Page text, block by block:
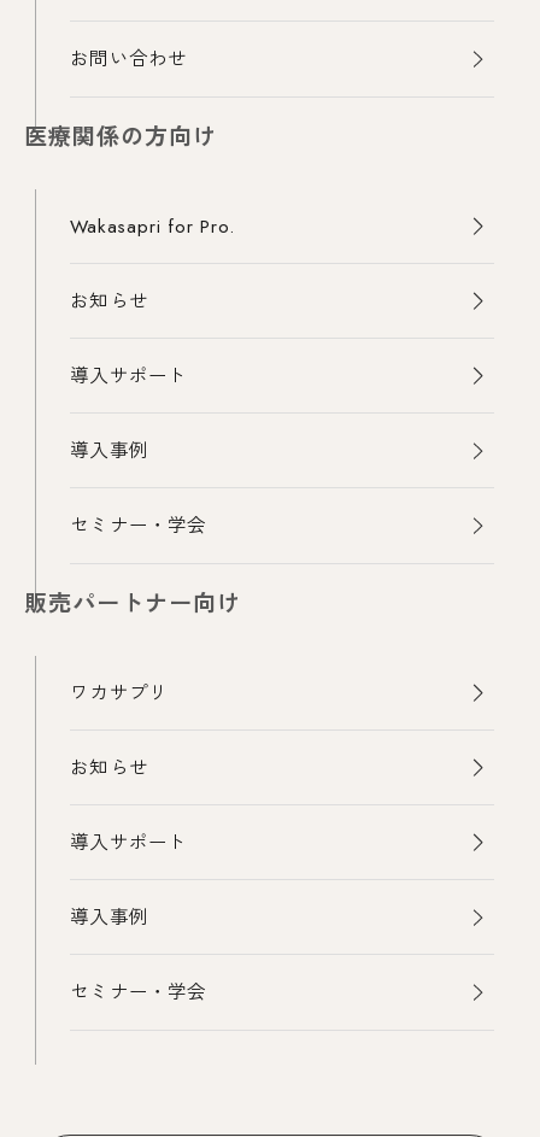
お問い合わせ
医療関係の方向け
Wakasapri for Pro.
お知らせ
導入サポート
導入事例
セミナー・学会
販売パートナー向け
ワカサプリ
お知らせ
導入サポート
導入事例
セミナー・学会